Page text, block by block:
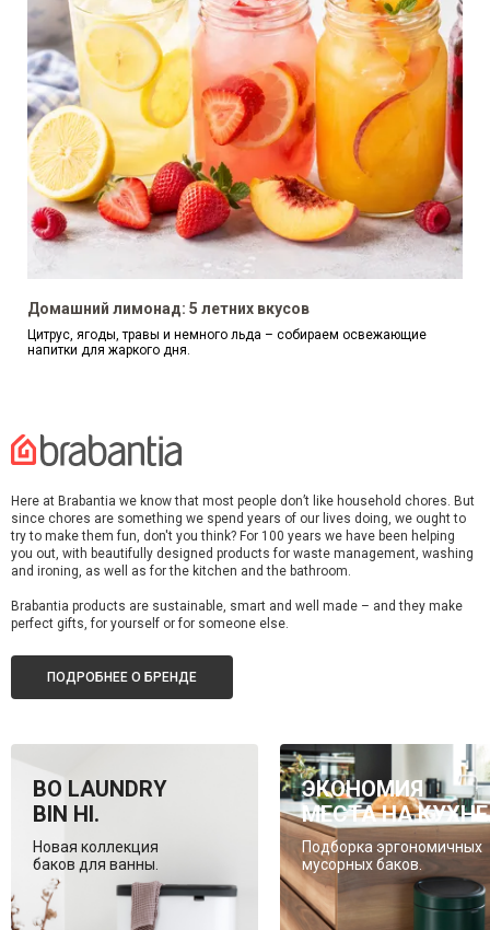
Домашний лимонад: 5 летних вкусов
Цитрус, ягоды, травы и немного льда – собираем освежающие
напитки для жаркого дня.
Here at Brabantia we know that most people don’t like household chores. But
since chores are something we spend years of our lives doing, we ought to
try to make them fun, don't you think? For 100 years we have been helping
you out, with beautifully designed products for waste management, washing
and ironing, as well as for the kitchen and the bathroom.
Brabantia products are sustainable, smart and well made – and they make
perfect gifts, for yourself or for someone else.
ПОДРОБНЕЕ О БРЕНДЕ
BO LAUNDRY
BIN HI.
Новая коллекция
баков для ванны.
ЭКОНОМИЯ
МЕСТА НА
Подборка эргономичных
мусорных баков.